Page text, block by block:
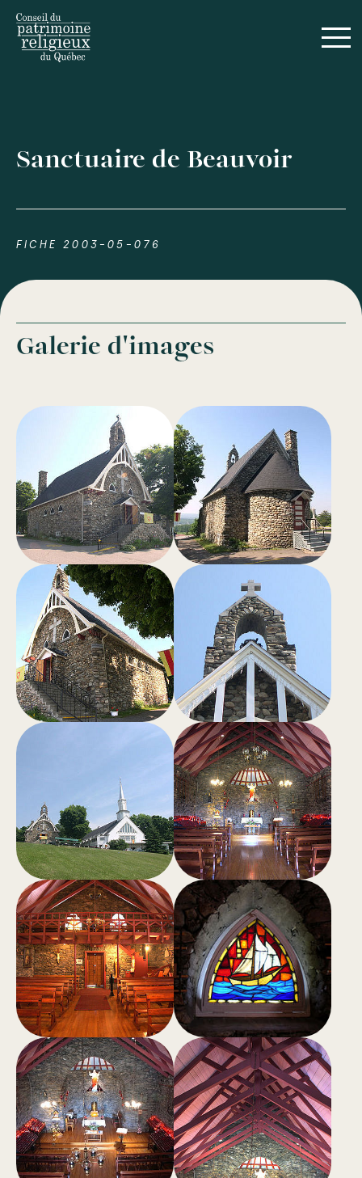
Sanctuaire de Beauvoir
FICHE 2003-05-076
Galerie d'images